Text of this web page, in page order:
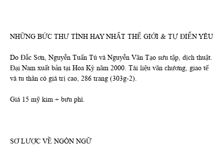
NHỮNG BỨC THƯ TÌNH HAY NHẤT THẾ GIỚI & TỰ ĐIỂN YÊU
Do Đắc Sơn, Nguyễn Tuấn Tú và Nguyễn Văn Tạo sưu tập, dịch thuật.
Đại Nam xuất bản tại Hoa Kỳ năm 2000. Tài liệu văn chương, giao tế
và tu thân có giá trị cao, 286 trang (303g-2).
Giá 15 mỹ kim + bưu phí.
SƠ LƯỢC VỀ NGÔN NGỮ